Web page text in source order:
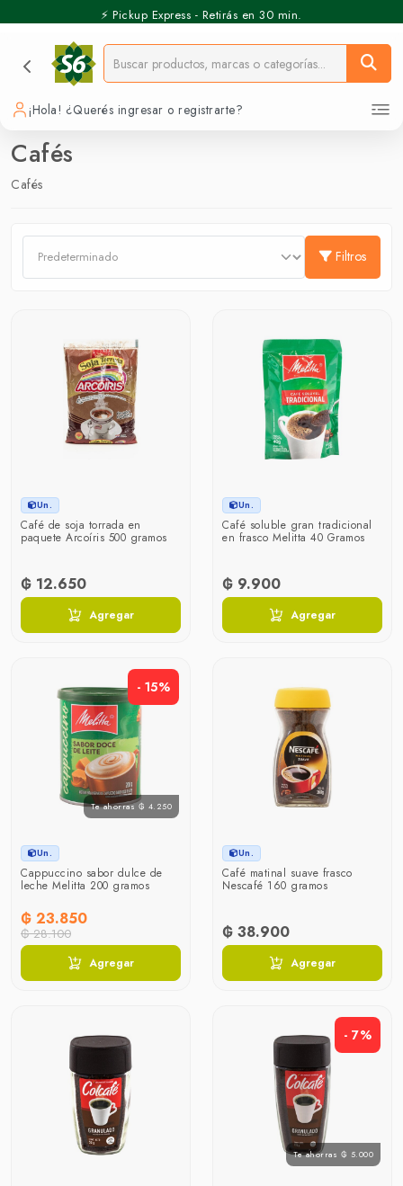
⚡️ Pickup Express - Retirás en 30 min.
¡Hola! ¿Querés ingresar o registrarte?
Cafés
Cafés
Filtros
Un.
Café de soja torrada en
paquete Arcoíris 500 gramos
₲ 12.650
Agregar
Un.
Café soluble gran tradicional
en frasco Melitta 40 Gramos
₲ 9.900
Agregar
Te ahorras ₲ 4.250
- 15%
Un.
Cappuccino sabor dulce de
leche Melitta 200 gramos
₲ 23.850
₲ 28.100
Agregar
Un.
Café matinal suave frasco
Nescafé 160 gramos
₲ 38.900
Agregar
Te ahorras ₲ 5.000
- 7%